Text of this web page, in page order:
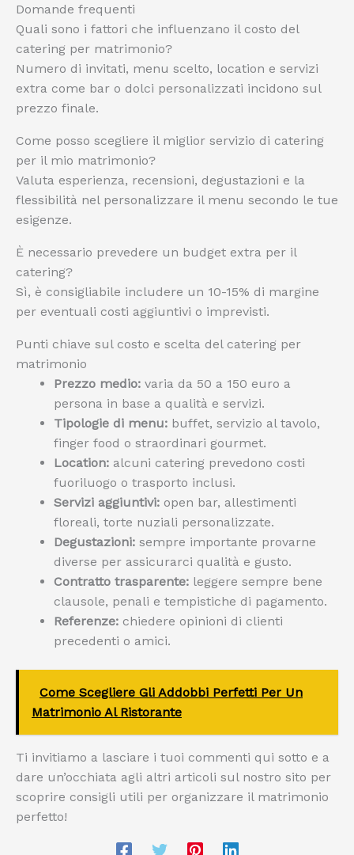
Domande frequenti
Quali sono i fattori che influenzano il costo del
catering per matrimonio?
Numero di invitati, menu scelto, location e servizi
extra come bar o dolci personalizzati incidono sul
prezzo finale.
Come posso scegliere il miglior servizio di catering
per il mio matrimonio?
Valuta esperienza, recensioni, degustazioni e la
flessibilità nel personalizzare il menu secondo le tue
esigenze.
È necessario prevedere un budget extra per il
catering?
Sì, è consigliabile includere un 10-15% di margine
per eventuali costi aggiuntivi o imprevisti.
Punti chiave sul costo e scelta del catering per
matrimonio
Prezzo medio: varia da 50 a 150 euro a
persona in base a qualità e servizi.
Tipologie di menu: buffet, servizio al tavolo,
finger food o straordinari gourmet.
Location: alcuni catering prevedono costi
fuoriluogo o trasporto inclusi.
Servizi aggiuntivi: open bar, allestimenti
floreali, torte nuziali personalizzate.
Degustazioni: sempre importante provarne
diverse per assicurarci qualità e gusto.
Contratto trasparente: leggere sempre bene
clausole, penali e tempistiche di pagamento.
Referenze: chiedere opinioni di clienti
precedenti o amici.
Come Scegliere Gli Addobbi Perfetti Per Un
Matrimonio Al Ristorante
Ti invitiamo a lasciare i tuoi commenti qui sotto e a
dare un’occhiata agli altri articoli sul nostro sito per
scoprire consigli utili per organizzare il matrimonio
perfetto!